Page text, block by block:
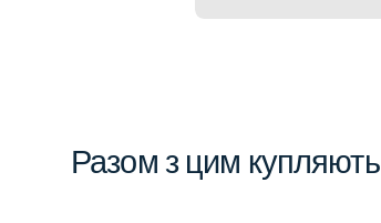
Разом з цим купляють